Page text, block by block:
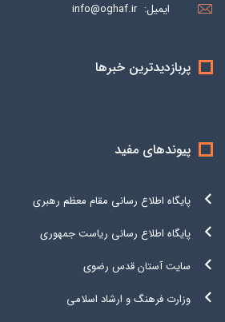
ایمیل: info@oghaf.ir
پربازدیدترین خبرها
پیوندهای مفید
پایگاه اطلاع رسانی مقام معظم رهبری
پایگاه اطلاع رسانی ریاست جمهوری
سایت آستان قدس رضوی
وزارت فرهنگ و ارشاد اسلامی